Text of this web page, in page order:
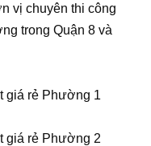
vị chuyên thi công
trong Quận 8 và
giá rẻ Phường 1
giá rẻ Phường 2